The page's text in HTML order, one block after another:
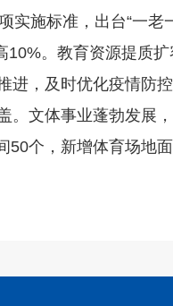
施标准，出台“一老
。教育资源提质
进，及时优化疫情防
。文体事业蓬勃发展
50个，新增体育场地